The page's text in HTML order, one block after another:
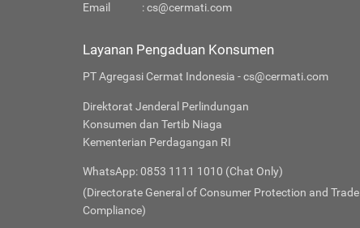
Email
:cs@cermati.com
Layanan Pengaduan Konsumen
PT Agregasi Cermat Indonesia - cs@cermati.com
Direktorat Jenderal Perlindungan
Konsumen dan Tertib Niaga
Kementerian Perdagangan RI
WhatsApp: 0853 1111 1010 (Chat Only)
(Directorate General of Consumer Protection and Trade
Compliance)